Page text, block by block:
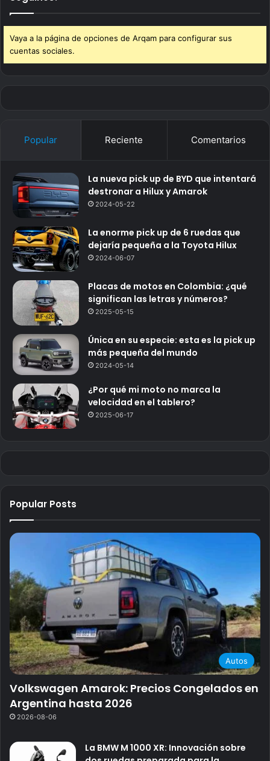
Vaya a la página de opciones de Arqam para configurar sus
cuentas sociales.
Popular Reciente Comentarios
La nueva pick up de BYD que intentará
destronar a Hilux y Amarok
2024-05-22
La enorme pick up de 6 ruedas que
dejaría pequeña a la Toyota Hilux
2024-06-07
Placas de motos en Colombia: ¿qué
significan las letras y números?
2025-05-15
Única en su especie: esta es la pick up
más pequeña del mundo
2024-05-14
¿Por qué mi moto no marca la
velocidad en el tablero?
2025-06-17
Popular Posts
Autos
Volkswagen Amarok: Precios Congelados en
Argentina hasta 2026
2026-08-06
La BMW M 1000 XR: Innovación sobre